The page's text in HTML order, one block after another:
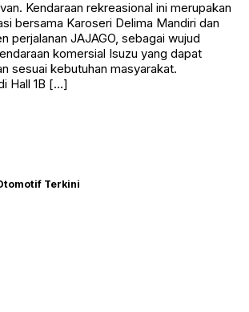
Kendaraan rekreasional ini merupakan
bersama Karoseri Delima Mandiri dan
perjalanan JAJAGO, sebagai wujud
komersial Isuzu yang dapat
sesuai kebutuhan masyarakat.
Hall 1B […]
Terkini